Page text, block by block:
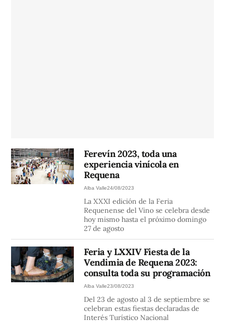
Ferevín 2023, toda una
experiencia vinícola en
Requena
Alba Valle24/08/2023
La XXXI edición de la Feria
Requenense del Vino se celebra desde
hoy mismo hasta el próximo domingo
27 de agosto
Feria y LXXIV Fiesta de la
Vendimia de Requena 2023:
consulta toda su programación
Alba Valle23/08/2023
Del 23 de agosto al 3 de septiembre se
celebran estas fiestas declaradas de
Interés Turístico Nacional